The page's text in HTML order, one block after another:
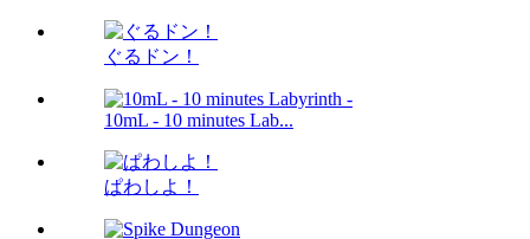
ぐるドン！
10mL - 10 minutes Lab...
ぱわしよ！